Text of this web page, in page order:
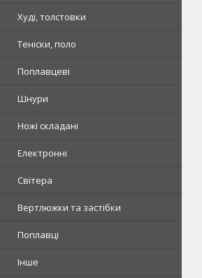
Худі, толстовки
Теніски, поло
Поплавцеві
Шнури
Ножі складані
Електронні
Світера
Вертлюжки та застібки
Поплавці
Інше